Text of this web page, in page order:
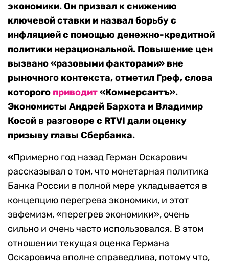
экономики. Он призвал к снижению
ключевой ставки и назвал борьбу с
инфляцией с помощью денежно-кредитной
политики нерациональной. Повышение цен
вызвано «разовыми факторами» вне
рыночного контекста, отметил Греф, слова
которого приводит«Коммерсантъ».
Экономисты Андрей Бархота и Владимир
Косой в разговоре с RTVI дали оценку
призыву главы Сбербанка.
«Примерно год назад Герман Оскарович
рассказывал о том, что монетарная политика
Банка России в полной мере укладывается в
концепцию перегрева экономики, и этот
эвфемизм, «перегрев экономики», очень
сильно и очень часто использовался. В этом
отношении текущая оценка Германа
Оскаровича вполне справедлива, потому что,